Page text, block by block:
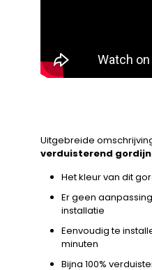
Uitgebreide
verduisterend gordijn
Het kleur van dit
Er geen
installatie
Eenvoudig te
minuten
Bijna 100%